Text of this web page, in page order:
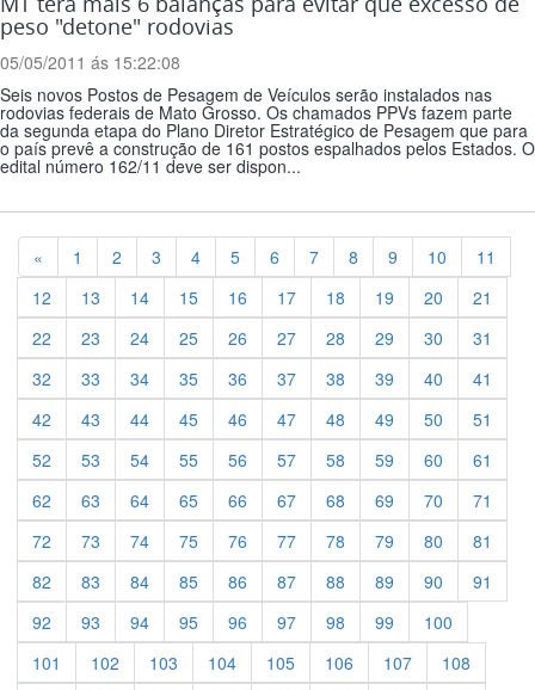
peso "detone" rodovias
05/05/2011 ás 15:22:08
Seis novos Postos de Pesagem de Veículos serão instalados nas
rodovias federais de Mato Grosso. Os chamados PPVs fazem parte
da segunda etapa do Plano Diretor Estratégico de Pesagem que para
o país prevê a construção de 161 postos espalhados pelos Estados. O
edital número 162/11 deve ser dispon...
« Previous
1 2 3 4 5 6 7 8 9 10
11
12
13 14 15 16 17 18 19 20
21
22
23 24 25 26 27 28 29 30
31
32
33 34 35 36 37 38 39 40
41
42
43 44 45 46 47 48 49 50
51
52
53 54 55 56 57 58 59 60
61
62
63 64 65 66 67 68 69 70
71
72
73 74 75 76 77 78 79 80
81
82
83 84 85 86 87 88 89 90
91
92
93 94 95 96 97 98 99
100
101
102 103 104 105 106 107
108